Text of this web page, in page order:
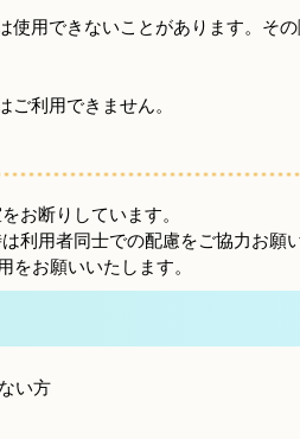
使用できないことがあります。そ
利用できません。
お断りしています。
用者同士での配慮をご協力お願
お願いいたします。
い方